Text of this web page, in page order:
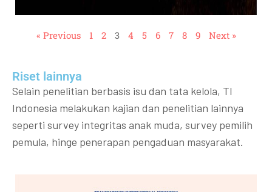
« Previous 1 2 3 4 5 6 7 8 9 Next »
Riset lainnya​​
Selain penelitian berbasis isu dan tata kelola, TI
Indonesia melakukan kajian dan penelitian lainnya
seperti survey integritas anak muda, survey pemilih
pemula, hinge penerapan pengaduan masyarakat.